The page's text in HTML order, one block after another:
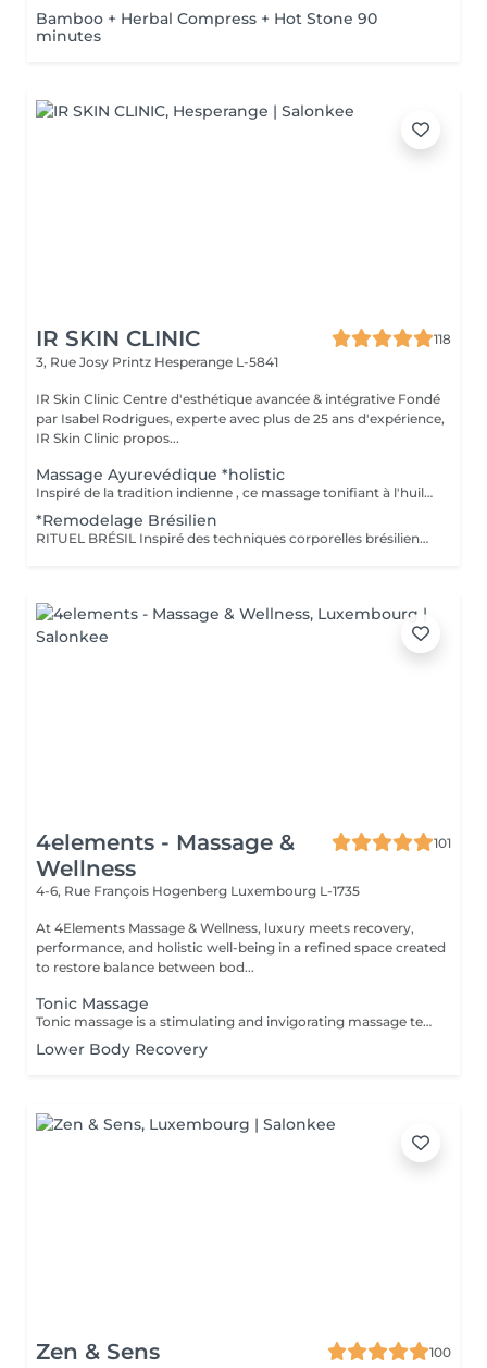
Bamboo + Herbal Compress + Hot Stone 90
minutes
IR SKIN CLINIC
118
3, Rue Josy Printz Hesperange L-5841
IR Skin Clinic Centre d'esthétique avancée & intégrative Fondé
par Isabel Rodrigues, experte avec plus de 25 ans d'expérience,
IR Skin Clinic propos...
Massage Ayurevédique *holistic
Inspiré de la tradition indienne , ce massage tonifiant à l'huile de sésame chauffée, propose une alternance de rythmes variés énergétiques, libère les tensions et détend les muscles.
*Remodelage Brésilien
RITUEL BRÉSIL Inspiré des techniques corporelles brésiliennes, ce massage sculptant et tonifiant associe le café aux propriétés stimulantes à la méthode exclusive des 3P : Percussions Pétrissages Palper-rouler Grâce à des manuvres dynamiques et profondes, ce rituel aide à raffermir, sculpter et revitaliser la silhouette tout en stimulant la circulation et le tonus cutané. Un soin corps énergisant à l'effet fermeté et galbant.
4elements - Massage &
Wellness
101
4-6, Rue François Hogenberg Luxembourg L-1735
At 4Elements Massage & Wellness, luxury meets recovery,
performance, and holistic well-being in a refined space created
to restore balance between bod...
Tonic Massage
Tonic massage is a stimulating and invigorating massage technique designed to energize the body, improve muscle tone, and enhance circulation. It is often used to wake up the body, especially before physical activity or to fight fatigue. Key Characteristics of Tonic Massage: Fast and rhythmic movements: Includes brisk strokes like tapping, kneading, friction, and percussion. Increases blood flow: Helps oxygenate the muscles and skin. Stimulates the nervous system: Promotes alertness and vitality. Firms and tones the muscles: Often used in sports or beauty settings to improve muscle tone and skin appearance. Benefits: * Boosts energy and mental focus * Enhances muscle readiness before exercise * Reduces feelings of tiredness * Can help improve skin elasticity over time Ideal For: . Athletes before performance . People needing a boost after fatigue or sedentary periods . Those looking to tone the body and improve circulation
Lower Body Recovery
Zen & Sens
100